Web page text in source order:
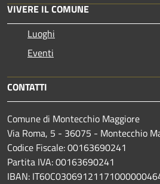
VIVERE IL COMUNE
Luoghi
Eventi
CONTATTI
Comune di Montecchio Maggiore
Via Roma, 5 - 36075 - Montecchio
Codice Fiscale: 00163690241
Partita IVA: 00163690241
IBAN: